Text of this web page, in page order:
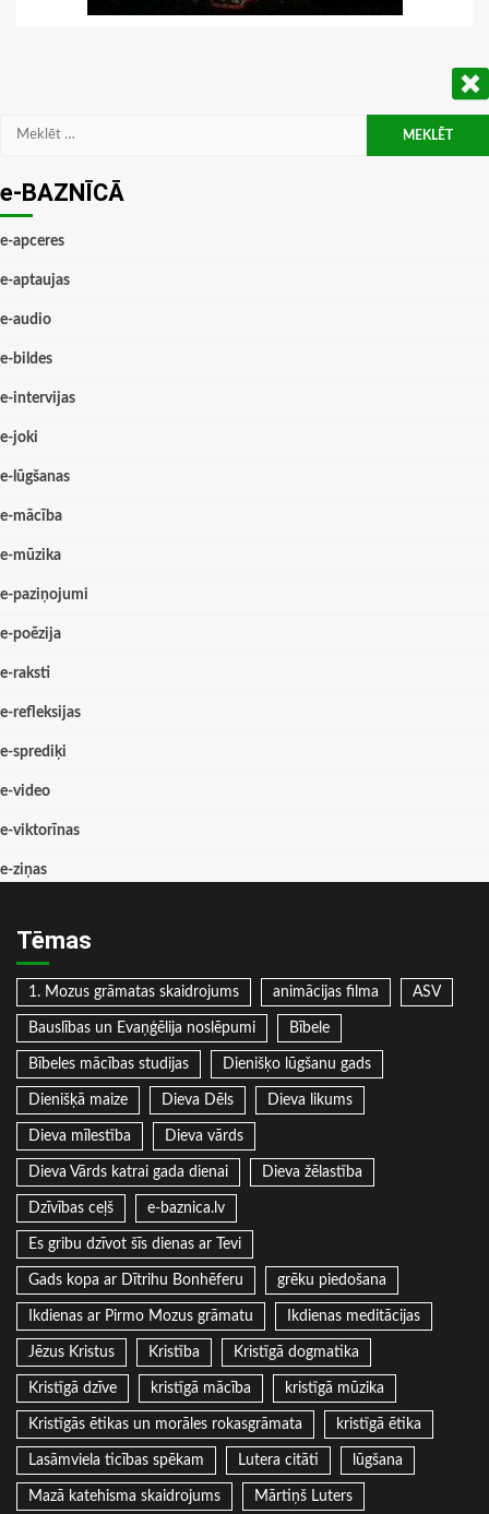
Meklēt:
e-BAZNĪCĀ
e-apceres
e-aptaujas
e-audio
e-bildes
e-intervijas
e-joki
e-lūgšanas
e-mācība
e-mūzika
e-paziņojumi
e-poēzija
e-raksti
e-refleksijas
e-sprediķi
e-video
e-viktorīnas
e-ziņas
Tēmas
1. Mozus grāmatas skaidrojums animācijas filma ASV
Bauslības un Evaņģēlija noslēpumi Bībele
Bībeles mācības studijas Dienišķo lūgšanu gads
Dienišķā maize Dieva Dēls Dieva likums
Dieva mīlestība Dieva vārds
Dieva Vārds katrai gada dienai Dieva žēlastība
Dzīvības ceļš e-baznica.lv
Es gribu dzīvot šīs dienas ar Tevi
Gads kopa ar Dītrihu Bonhēferu grēku piedošana
Ikdienas ar Pirmo Mozus grāmatu Ikdienas meditācijas
Jēzus Kristus Kristība Kristīgā dogmatika
Kristīgā dzīve kristīgā mācība kristīgā mūzika
Kristīgās ētikas un morāles rokasgrāmata kristīgā ētika
Lasāmviela ticības spēkam Lutera citāti lūgšana
Mazā katehisma skaidrojums Mārtiņš Luters